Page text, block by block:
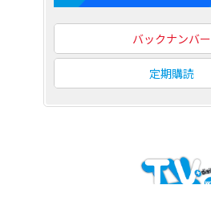
バックナンバー
定期購読